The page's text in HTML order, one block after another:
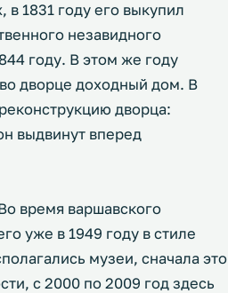
в 1831 году его выкупил
незавидного
году. В этом же году
дворце доходный дом. В
дворца:
выдвинут вперед
время варшавского
уже в 1949 году в стиле
музеи, сначала это
с 2000 по 2009 год здесь